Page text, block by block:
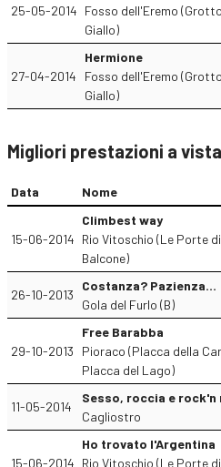
25-05-2014 Fosso dell'Eremo
Giallo)
27-04-2014
Hermione
Fosso dell'Eremo
Giallo)
Migliori prestazioni a vista
Data Nome
15-06-2014
Climbest way
Rio Vitoschio (Le Porte
Balcone)
26-10-2013
Costanza? Pazienza…
Gola del Furlo (B)
29-10-2013
Free Barabba
Pioraco (Placca della
Placca del Lago)
11-05-2014
Sesso, roccia e rock'n
Cagliostro
15-06-2014
Ho trovato l'Argentina
Rio Vitoschio (Le Porte